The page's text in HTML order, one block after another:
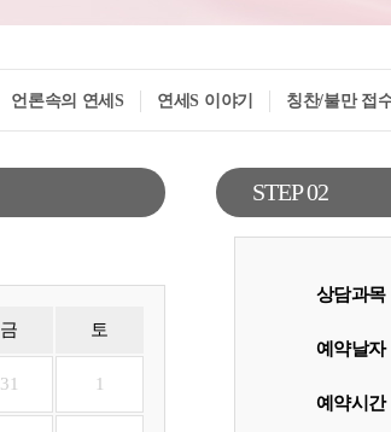
언론속의 연세S 연세S 이야기 칭찬/불만 접
금 토
31 1
STEP 02
상담과목
예약날자
예약시간